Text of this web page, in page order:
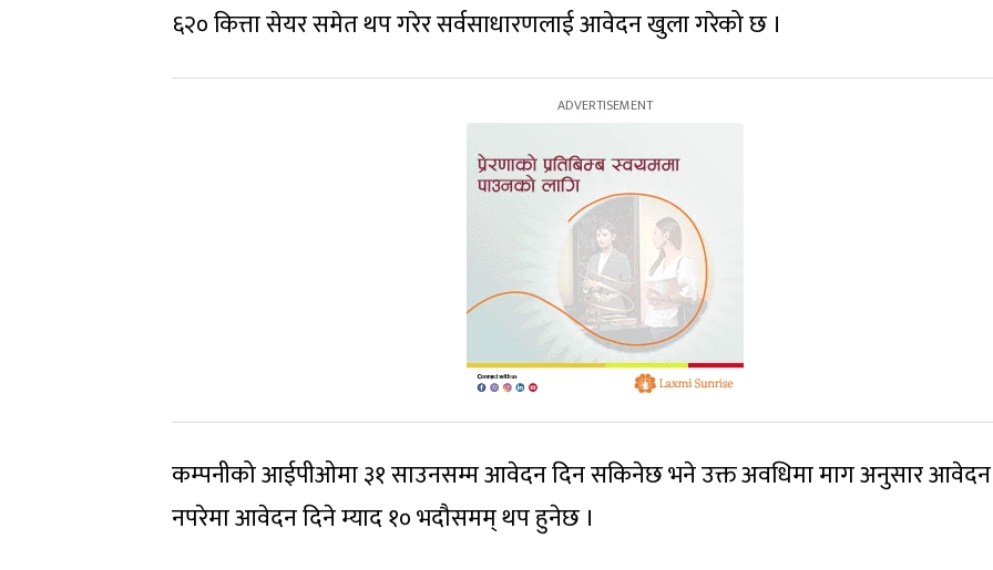
६२० कित्ता सेयर समेत थप गरेर सर्वसाधारणलाई आवेदन खुला गरेको छ ।
कम्पनीको आईपीओमा ३१ साउनसम्म आवेदन दिन सकिनेछ भने उक्त अवधिमा माग अनुसार आवेदन
नपरेमा आवेदन दिने म्याद १० भदौसमम् थप हुनेछ ।